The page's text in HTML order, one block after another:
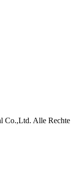
Co.,Ltd. Alle Rechte